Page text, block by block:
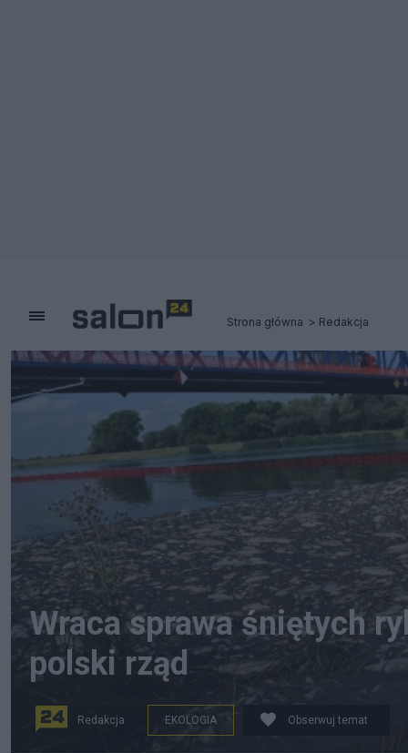
Strona główna Redakcja
Wraca sprawa śniętych
polski rząd
Redakcja EKOLOGIA Obserwuj temat